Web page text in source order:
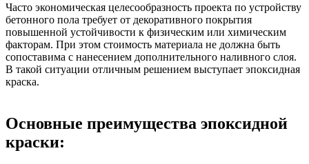
Часто экономическая целесообразность проекта по устройству
бетонного пола требует от декоративного покрытия
повышенной устойчивости к физическим или химическим
факторам. При этом стоимость материала не должна быть
сопоставима с нанесением дополнительного наливного слоя.
В такой ситуации отличным решением выступает эпоксидная
краска.
Основные преимущества эпоксидной
краски: